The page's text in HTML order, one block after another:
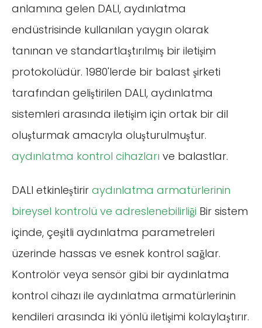
anlamına gelen DALI, aydınlatma
endüstrisinde kullanılan yaygın olarak
tanınan ve standartlaştırılmış bir iletişim
protokolüdür. 1980'lerde bir balast şirketi
tarafından geliştirilen DALI, aydınlatma
sistemleri arasında iletişim için ortak bir dil
oluşturmak amacıyla oluşturulmuştur.
aydınlatma kontrol cihazları ve balastlar.
DALI etkinleştirir aydınlatma armatürlerinin
bireysel kontrolü ve adreslenebilirliği Bir sistem
içinde, çeşitli aydınlatma parametreleri
üzerinde hassas ve esnek kontrol sağlar.
Kontrolör veya sensör gibi bir aydınlatma
kontrol cihazı ile aydınlatma armatürlerinin
kendileri arasında iki yönlü iletişimi kolaylaştırır.